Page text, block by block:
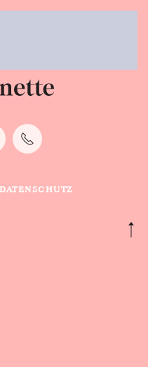
DATENSCHUTZ